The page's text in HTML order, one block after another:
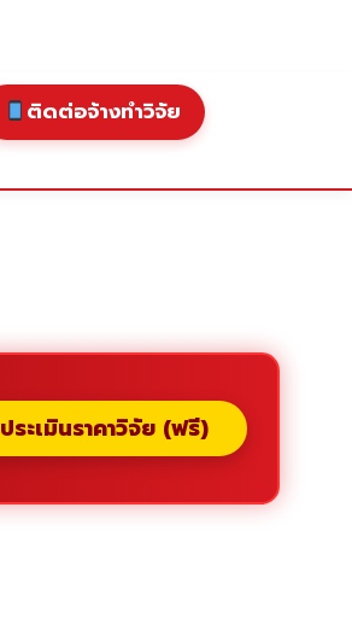
ติดต่อจ้างทำวิจัย
ประเมินราคาวิจัย (ฟรี)